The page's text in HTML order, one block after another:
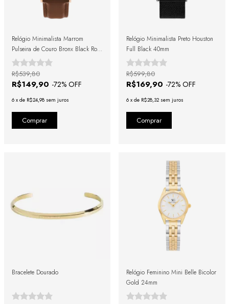
Relógio Minimalista Marrom
Pulseira de Couro Bronx Black Rosé
Gold 40mm
R$149,90 -72% OFF
R$539,80
6 x de R$24,98 sem juros
Relógio Minimalista Preto Houston
Full Black 40mm
R$169,90 -72% OFF
R$599,80
6 x de R$28,32 sem juros
Bracelete Dourado
Relógio Feminino Mini Belle Bicolor
Gold 24mm